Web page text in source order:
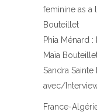
feminine as a
Bouteillet
Phia Ménard
Maïa
Sandra
avec/
France-